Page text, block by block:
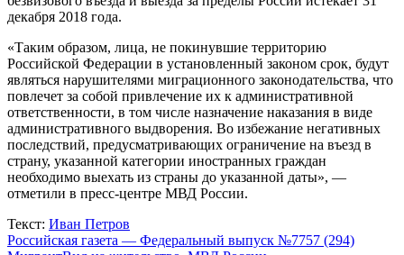
декабря 2018 года.
«Таким образом, лица, не покинувшие территорию
Российской Федерации в установленный законом срок, будут
являться нарушителями миграционного законодательства, что
повлечет за собой привлечение их к административной
ответственности, в том числе назначение наказания в виде
административного выдворения. Во избежание негативных
последствий, предусматривающих ограничение на въезд в
страну, указанной категории иностранных граждан
необходимо выехать из страны до указанной даты», —
отметили в пресс-центре МВД России.
Текст: Иван Петров
Российская газета — Федеральный выпуск №7757 (294)